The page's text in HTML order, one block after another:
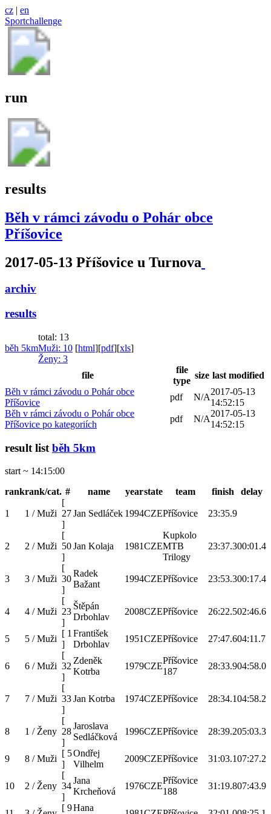
cz | en
Sportchallenge
run
results
Běh v rámci závodu o Pohár obce
Příšovice
2017-05-13 Příšovice u Turnova
archiv
results
běh 5km
total: 13
Muži: 10
Ženy: 3
[html][pdf][xls]
file
file
type
size last modified
Běh v rámci závodu o Pohár obce
Příšovice
pdf N/A
2017-05-13
14:52:15
Běh v rámci závodu o Pohár obce
Příšovice po kategoriích
pdf N/A
2017-05-13
14:52:15
result list běh 5km
start ~ 14:15:00
rankrank/cat. # name yearstate team finish delay
1 1 / Muži
[
27
]
Jan Sedláček 1994CZEPříšovice 23:35.9
2 2 / Muži
[
50
]
Jan Kolaja 1981CZE
Kupkolo
MTB
Trilogy
23:37.300:01.4
3 3 / Muži
[
30
]
Radek
Bažant
1994CZEPříšovice 23:53.300:17.4
4 4 / Muži
[
23
]
Štěpán
Drbohlav
2008CZEPříšovice 26:22.502:46.6
5 5 / Muži
[ 1
]
František
Drbohlav
1951CZEPříšovice 27:47.604:11.7
6 6 / Muži
[
32
]
Zdeněk
Kotrba
1979CZE
Příšovice
187
28:33.904:58.0
7 7 / Muži
[
33
]
Jan Kotrba 1974CZEPříšovice 28:34.104:58.2
8 1 / Ženy
[
28
]
Jaroslava
Sedláčková
1996CZEPříšovice 28:39.205:03.3
9 8 / Muži
[ 5
]
Ondřej
Vilhelm
2009CZEPříšovice 31:03.107:27.2
10 2 / Ženy
[
34
]
Jana
Krcheňová
1976CZE
Příšovice
188
31:19.807:43.9
[ 9Hana